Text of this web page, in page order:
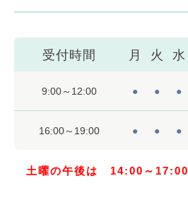
受付時間 月 火 水
9:00～12:00 ● ● ●
16:00～19:00 ● ● ●
土曜の午後は 14:00～17:00